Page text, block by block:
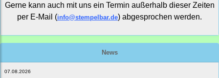
Gerne kann auch mit uns ein Termin außerhalb dieser Zeiten
per E-Mail (info@stempelbar.de) abgesprochen werden.
News
07.08.2026